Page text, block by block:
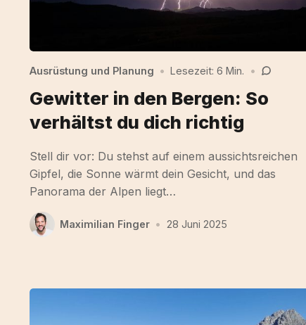
Ausrüstung und Planung • Lesezeit: 6 Min. •
Gewitter in den Bergen: So
verhältst du dich richtig
Stell dir vor: Du stehst auf einem aussichtsreichen
Gipfel, die Sonne wärmt dein Gesicht, und das
Panorama der Alpen liegt…
Maximilian Finger • 28 Juni 2025